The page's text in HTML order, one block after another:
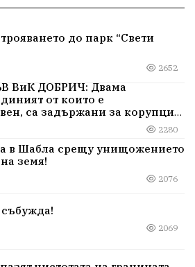
до парк “Свети
2652
ВиК ДОБРИЧ: Двама
от които е
са задържани за корупция
и прикриване.
2280
в Шабла срещу унищожението
земя!
2076
2069